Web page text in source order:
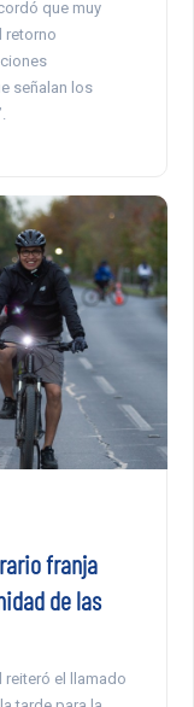
que muy
retorno
señalan los
franja
de las
reiteró el llamado